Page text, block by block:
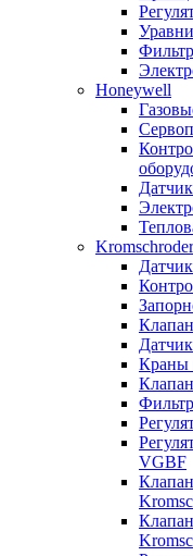
Honeywell
Kromschroder
Краны
VGBF